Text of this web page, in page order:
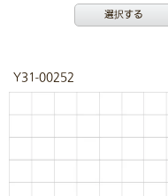
選択する
Y31-00252